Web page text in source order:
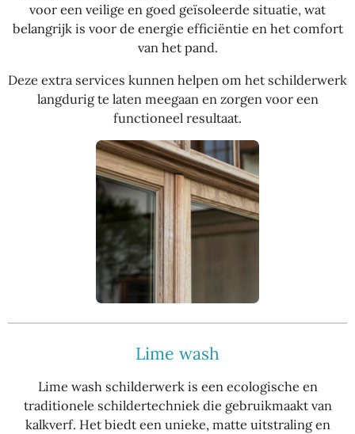
voor een veilige en goed geïsoleerde situatie, wat
belangrijk is voor de energie efficiëntie en het comfort
van het pand.
Deze extra services kunnen helpen om het schilderwerk
langdurig te laten meegaan en zorgen voor een
functioneel resultaat.
Lime wash
Lime wash schilderwerk is een ecologische en
traditionele schildertechniek die gebruikmaakt van
kalkverf. Het biedt een unieke, matte uitstraling en